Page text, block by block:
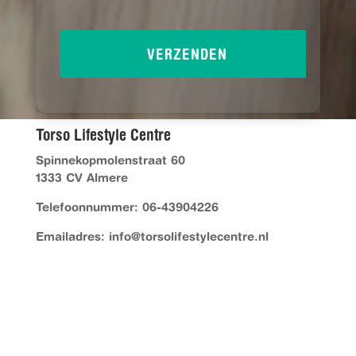
Torso Lifestyle Centre
Spinnekopmolenstraat 60
1333 CV Almere
Telefoonnummer: 06-43904226
Emailadres: info@torsolifestylecentre.nl